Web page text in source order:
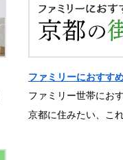
ファミリーにおすす
ファミリー世帯にお
京都に住みたい、こ